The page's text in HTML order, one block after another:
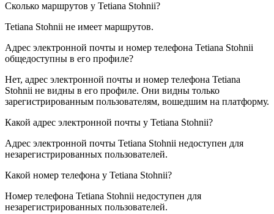
Сколько маршрутов у Tetiana Stohnii?
Tetiana Stohnii не имеет маршрутов.
Адрес электронной почты и номер телефона Tetiana Stohnii
общедоступны в его профиле?
Нет, адрес электронной почты и номер телефона Tetiana
Stohnii не видны в его профиле. Они видны только
зарегистрированным пользователям, вошедшим на платформу.
Какой адрес электронной почты у Tetiana Stohnii?
Адрес электронной почты Tetiana Stohnii недоступен для
незарегистрированных пользователей.
Какой номер телефона у Tetiana Stohnii?
Номер телефона Tetiana Stohnii недоступен для
незарегистрированных пользователей.